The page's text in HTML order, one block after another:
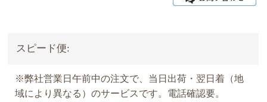
スピード便:
※弊社営業日午前中の注文で、当日出荷・翌日着（地
域により異なる）のサービスです。電話確認要。